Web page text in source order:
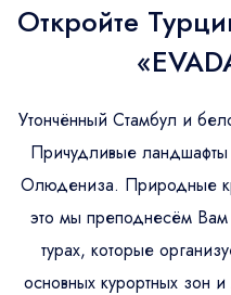
Откройте
Утончённый Стамбул и
Причудливые
Олюдениза. Природные
это мы преподнесём Вам
турах, которые
основных курортных зон